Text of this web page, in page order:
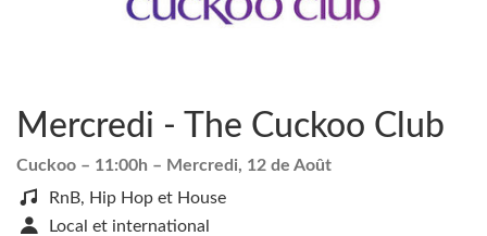
Mercredi - The Cuckoo Club
Cuckoo – 11:00h – Mercredi, 12 de Août
RnB, Hip Hop et House
Local et international